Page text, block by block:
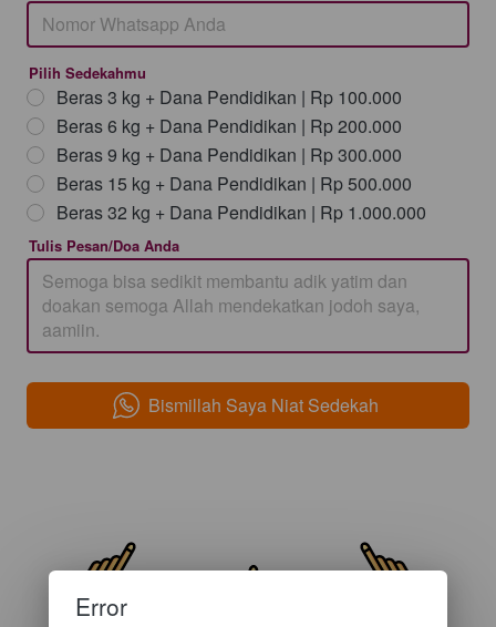
Pilih Sedekahmu
Beras 3 kg + Dana Pendidikan | Rp 100.000
Beras 6 kg + Dana Pendidikan | Rp 200.000
Beras 9 kg + Dana Pendidikan | Rp 300.000
Beras 15 kg + Dana Pendidikan | Rp 500.000
Beras 32 kg + Dana Pendidikan | Rp 1.000.000
Tulis Pesan/Doa Anda
` Bismillah Saya Niat Sedekah
Error